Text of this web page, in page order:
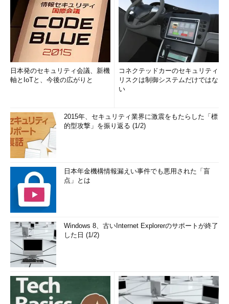
日本発のセキュリティ会議、新機
軸とIoTと、今後の広がりと
コネクテッドカーのセキュリティ
リスクは制御システムだけではな
い
2015年、セキュリティ業界に激震をもたらした「標
的型攻撃」を振り返る (1/2)
日本年金機構情報漏えい事件でも悪用された「盲
点」とは
Windows 8、古いInternet Explorerのサポートが終了
した日 (1/2)